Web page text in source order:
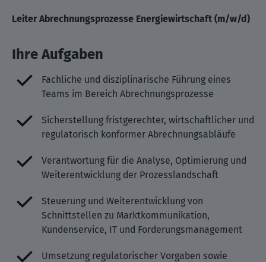
Leiter Abrechnungsprozesse Energiewirtschaft (m/w/d)
Ihre Aufgaben
Fachliche und disziplinarische Führung eines
Teams im Bereich Abrechnungsprozesse
Sicherstellung fristgerechter, wirtschaftlicher und
regulatorisch konformer Abrechnungsabläufe
Verantwortung für die Analyse, Optimierung und
Weiterentwicklung der Prozesslandschaft
Steuerung und Weiterentwicklung von
Schnittstellen zu Marktkommunikation,
Kundenservice, IT und Forderungsmanagement
Umsetzung regulatorischer Vorgaben sowie